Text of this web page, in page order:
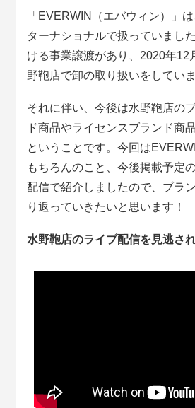
「EVERWIN（エバウィン）」
ターナショナルで扱っていまし
ける事業譲渡があり、2020年12
野鞄店で卸の取り扱いをしていま
それに伴い、今後は水野鞄店の
ド商品やライセンスブランド商
ということです。今回は
もちろんのこと、今後掲載予定
配信で紹介しましたので、ブラ
り返っていきたいと思います！
水野鞄店のライブ配信を見逃さ